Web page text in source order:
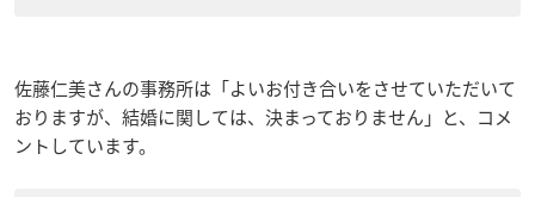
佐藤仁美さんの事務所は「よいお付き合いをさせていただいて
おりますが、結婚に関しては、決まっておりません」と、コメ
ントしています。